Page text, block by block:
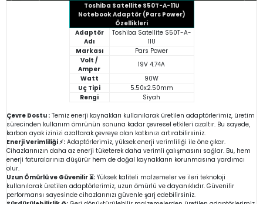
Toshiba Satellite S50T-A-11U
Notebook Adaptör (Pars Power)
Özellikleri
Adaptör
Adı
Toshiba Satellite S50T-A-
11U
Markası
Pars Power
Volt /
Amper
19V 4.74A
Watt
90W
Uç Tipi
5.50x2.50mm
Rengi
Siyah
Çevre Dostu : Temiz enerji kaynakları kullanılarak üretilen adaptörlerimiz, üretim
sürecinden kullanım ömrünün sonuna kadar çevresel etkileri azaltır. Bu sayede,
karbon ayak izinizi azaltarak çevreye olan katkınızı artırabilirsiniz.
Enerji Verimliliği ⚡: Adaptörlerimiz, yüksek enerji verimliliği ile öne çıkar.
Cihazlarınızın daha az enerji tüketerek daha verimli çalışmasını sağlar. Bu, hem
enerji faturalarınızı düşürür hem de doğal kaynakların korunmasına yardımcı
olur.
Uzun Ömürlü ve Güvenilir ⏳: Yüksek kaliteli malzemeler ve ileri teknoloji
kullanılarak üretilen adaptörlerimiz, uzun ömürlü ve dayanıklıdır. Güvenilir
performansı sayesinde cihazlarınızı güvenle şarj edebilirsiniz.